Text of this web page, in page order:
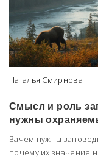
Наталья Смирнова
Смысл и роль
нужны
Зачем нужны
почему их значение